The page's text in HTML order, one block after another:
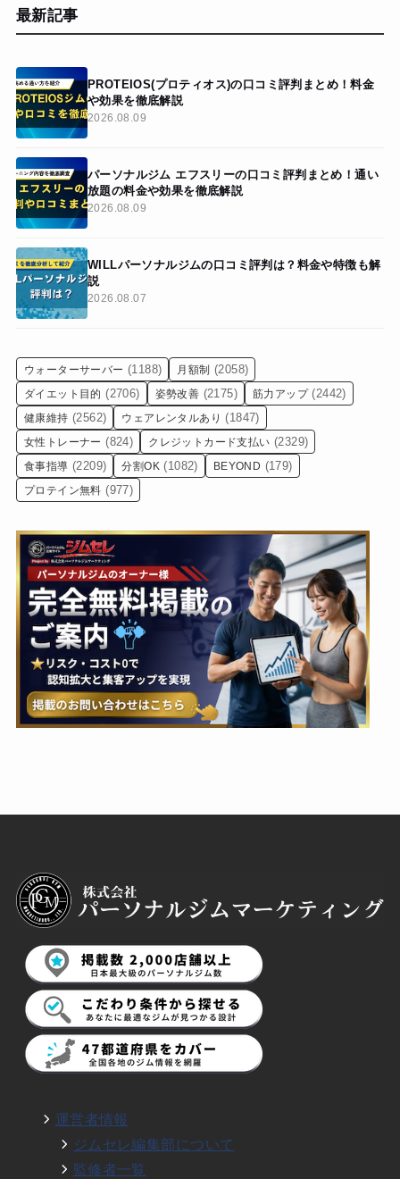
最新記事
PROTEIOS(プロティオス)の口コミ評判まとめ！料金
や効果を徹底解説
2026.08.09
パーソナルジム エフスリーの口コミ評判まとめ！通い
放題の料金や効果を徹底解説
2026.08.09
WILLパーソナルジムの口コミ評判は？料金や特徴も解
説
2026.08.07
ウォーターサーバー (1188) 月額制 (2058)
ダイエット目的 (2706) 姿勢改善 (2175) 筋力アップ (2442)
健康維持 (2562) ウェアレンタルあり (1847)
女性トレーナー (824) クレジットカード支払い (2329)
食事指導 (2209) 分割OK (1082) BEYOND (179)
プロテイン無料 (977)
運営者情報
ジムセレ編集部について
監修者一覧